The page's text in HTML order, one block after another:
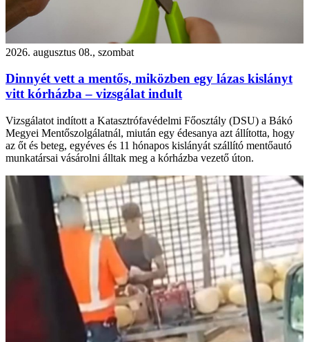
2026. augusztus 08., szombat
Dinnyét vett a mentős, miközben egy lázas kislányt
vitt kórházba – vizsgálat indult
Vizsgálatot indított a Katasztrófavédelmi Főosztály (DSU) a Bákó
Megyei Mentőszolgálatnál, miután egy édesanya azt állította, hogy
az őt és beteg, egyéves és 11 hónapos kislányát szállító mentőautó
munkatársai vásárolni álltak meg a kórházba vezető úton.